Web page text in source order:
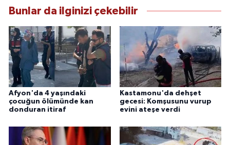
Bunlar da ilginizi çekebilir
Afyon'da 4 yaşındaki
çocuğun ölümünde kan
donduran itiraf
Kastamonu'da dehşet
gecesi: Komşusunu vurup
evini ateşe verdi